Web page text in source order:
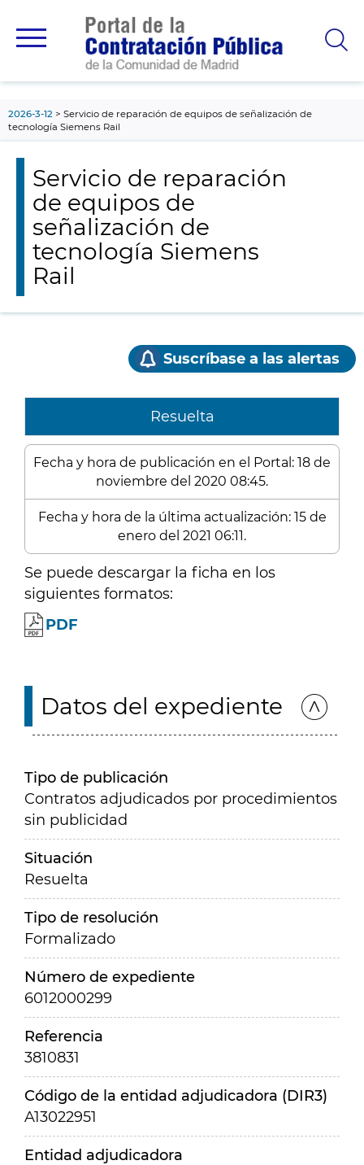
principal
2026-3-12
Servicio de reparación de equipos de señalización de
tecnología Siemens Rail
Servicio de reparación
de equipos de
señalización de
tecnología Siemens
Rail
Suscríbase a las alertas
Resuelta
Fecha y hora de publicación en el Portal: 18 de
noviembre del 2020 08:45.
Fecha y hora de la última actualización: 15 de
enero del 2021 06:11.
Se puede descargar la ficha en los
siguientes formatos:
PDF
Datos del expediente
Tipo de publicación
Contratos adjudicados por procedimientos
sin publicidad
Situación
Resuelta
Tipo de resolución
Formalizado
Número de expediente
6012000299
Referencia
3810831
Código de la entidad adjudicadora (DIR3)
A13022951
Entidad adjudicadora